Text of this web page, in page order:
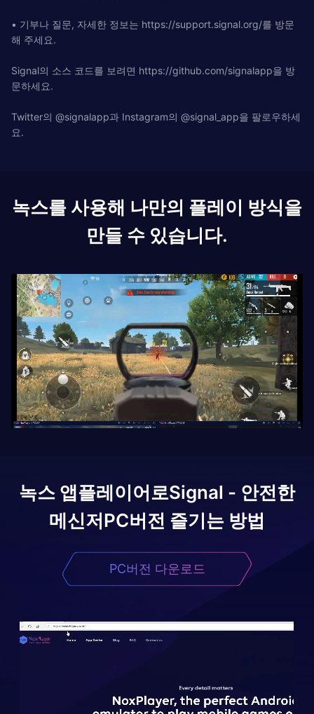
• 기부나 질문, 자세한 정보는 https://support.signal.org/를 방문
해 주세요.
Signal의 소스 코드를 보려면 https://github.com/signalapp을 방
문하세요.
Twitter의 @signalapp과 Instagram의 @signal_app을 팔로우하세
요.
녹스를 사용해 나만의 플레이 방식을
만들 수 있습니다.
녹스 앱플레이어로Signal - 안전한
메신저PC버전 즐기는 방법
PC버전 다운로드